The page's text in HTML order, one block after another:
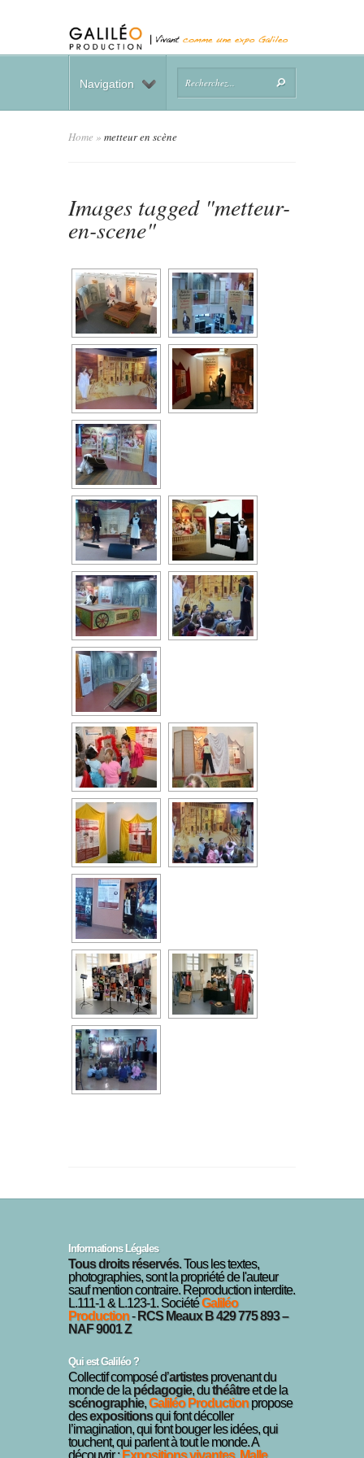
Navigation
Home » metteur en scène
Images tagged "metteur-
en-scene"
Informations Légales
Tous droits réservés. Tous les textes,
photographies, sont la propriété de l'auteur
sauf mention contraire. Reproduction interdite.
L.111-1 & L.123-1. SociétéGaliléo
Production- RCS Meaux B 429 775 893 –
NAF 9001 Z
Qui est Galiléo ?
Collectif composé d’artistesprovenant du
monde de lapédagogie, duthéâtreet de la
scénographie,Galiléo Productionpropose
desexpositionsqui font décoller
l’imagination, qui font bouger les idées, qui
touchent, qui parlent à tout le monde. A